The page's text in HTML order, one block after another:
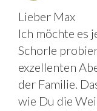
Lieber Max
Ich möchte es
Schorle
exzellenten
der Familie.
wie Du die